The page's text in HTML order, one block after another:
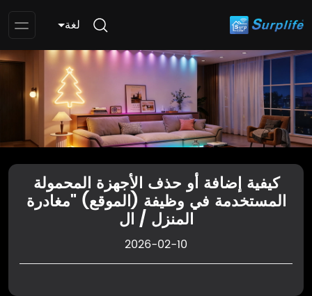
لغة
كيفية إضافة أو حذف الأجهزة المحمولة
المستخدمة في وظيفة (الموقع) "مغادرة
المنزل / ال
2026-02-10